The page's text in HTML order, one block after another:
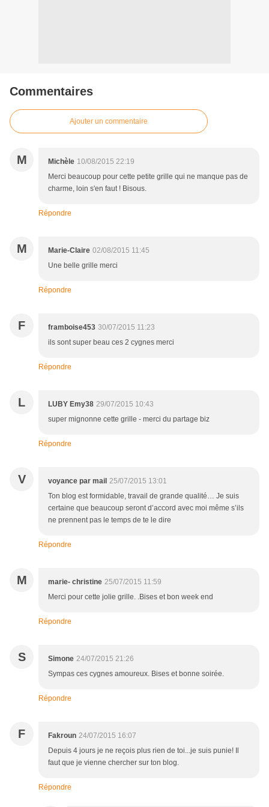
Commentaires
Ajouter un commentaire
M Michèle 10/08/2015 22:19
Merci beaucoup pour cette petite grille qui ne manque pas de
charme, loin s'en faut ! Bisous.
Répondre
M Marie-Claire 02/08/2015 11:45
Une belle grille merci
Répondre
F framboise453 30/07/2015 11:23
ils sont super beau ces 2 cygnes merci
Répondre
L LUBY Emy38 29/07/2015 10:43
super mignonne cette grille - merci du partage biz
Répondre
V voyance par mail 25/07/2015 13:01
Ton blog est formidable, travail de grande qualité… Je suis
certaine que beaucoup seront d’accord avec moi même s’ils
ne prennent pas le temps de te le dire
Répondre
M marie- christine 25/07/2015 11:59
Merci pour cette jolie grille. .Bises et bon week end
Répondre
S Simone 24/07/2015 21:26
Sympas ces cygnes amoureux. Bises et bonne soirée.
Répondre
F Fakroun 24/07/2015 16:07
Depuis 4 jours je ne reçois plus rien de toi...je suis punie! Il
faut que je vienne chercher sur ton blog.
Répondre